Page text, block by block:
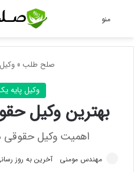
منو
صلح طلب »
وکیل پایه
بهترین وکیل
اهمیت وکیل حقوقی
مهندس مومنی آخرین به روز رسانی: 23